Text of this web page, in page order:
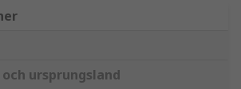
ursprungsland